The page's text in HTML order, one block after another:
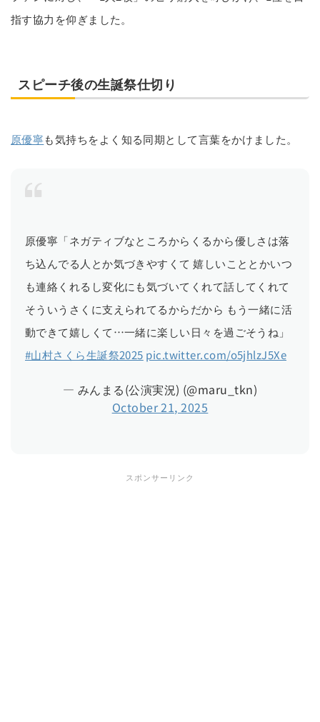
指す協力を仰ぎました。
スピーチ後の生誕祭仕切り
原優寧も気持ちをよく知る同期として言葉をかけました。
原優寧「ネガティブなところからくるから優しさは落
ち込んでる人とか気づきやすくて 嬉しいこととかいつ
も連絡くれるし変化にも気づいてくれて話してくれて
そういうさくに支えられてるからだから もう一緒に活
動できて嬉しくて…一緒に楽しい日々を過ごそうね」
#山村さくら生誕祭2025 pic.twitter.com/o5jhlzJ5Xe
— みんまる(公演実況) (@maru_tkn)
October 21, 2025
スポンサーリンク